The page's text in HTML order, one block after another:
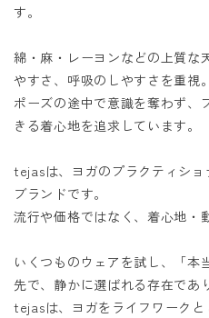
す。
綿・麻・レーヨンなどの上質な
やすさ、呼吸のしやすさを重視。
ポーズの途中で意識を奪わず、
きる着心地を追求しています。
tejasは、ヨガのプラクティシ
ブランドです。
流行や価格ではなく、着心地・
いくつものウェアを試し、「本
先で、静かに選ばれる存在であ
tejasは、ヨガをライフワーク